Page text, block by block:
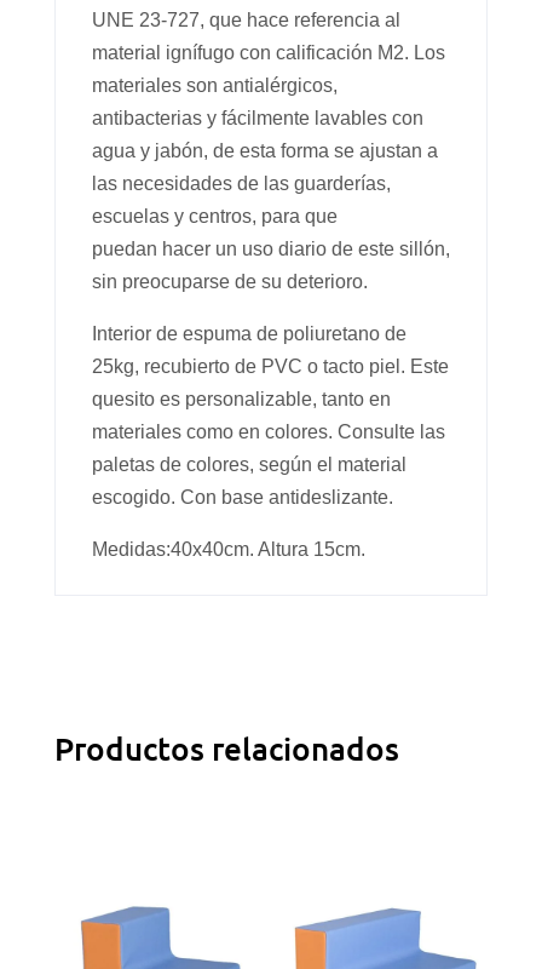
UNE 23-727, que hace referencia al
material ignífugo con calificación M2. Los
materiales son antialérgicos,
antibacterias y fácilmente lavables con
agua y jabón, de esta forma se ajustan a
las necesidades de las guarderías,
escuelas y centros, para que
puedan hacer un uso diario de este sillón,
sin preocuparse de su deterioro.
Interior de espuma de poliuretano de
25kg, recubierto de PVC o tacto piel. Este
quesito es personalizable, tanto en
materiales como en colores. Consulte las
paletas de colores, según el material
escogido. Con base antideslizante.
Medidas:40x40cm. Altura 15cm.
Productos relacionados